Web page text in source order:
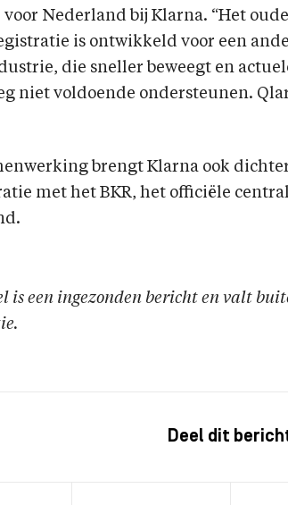
Nederland bij Klarna. “Het
is ontwikkeld voor een
die sneller beweegt en
niet voldoende ondersteunen.
brengt Klarna ook
met het BKR, het officiële
is een ingezonden bericht en valt
Deel dit